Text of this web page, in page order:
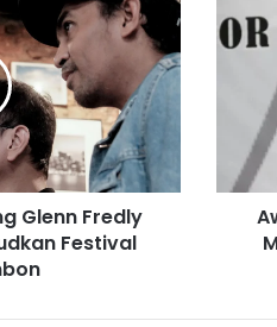
Glenn Fredly
Festival
w
a
B
r